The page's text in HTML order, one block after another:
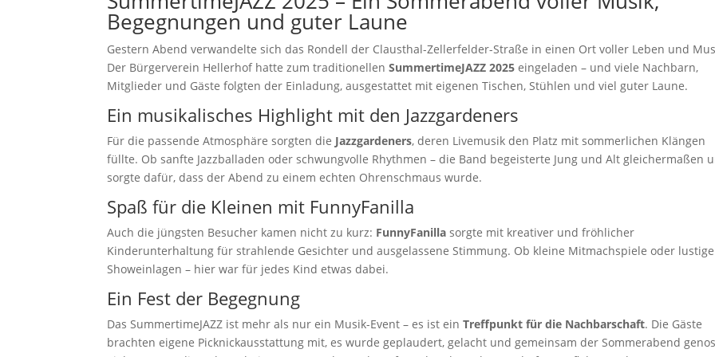
Begegnungen und guter Laune
Gestern Abend verwandelte sich das Rondell der Clausthal-Zellerfelder-Straße in einen Ort voller Leben und
Der Bürgerverein Hellerhof hatte zum traditionellenSummertimeJAZZ 2025 eingeladen – und viele Nachbarn,
Mitglieder und Gäste folgten der Einladung, ausgestattet mit eigenen Tischen, Stühlen und viel guter Laune.
Ein musikalisches Highlight mit den Jazzgardeners
Für die passende Atmosphäre sorgten die Jazzgardeners, deren Livemusik den Platz mit sommerlichen Klängen
füllte. Ob sanfte Jazzballaden oder schwungvolle Rhythmen – die Band begeisterte Jung und Alt gleichermaßen
sorgte dafür, dass der Abend zu einem echten Ohrenschmaus wurde.
Spaß für die Kleinen mit FunnyFanilla
Auch die jüngsten Besucher kamen nicht zu kurz: FunnyFanilla sorgte mit kreativer und fröhlicher
Kinderunterhaltung für strahlende Gesichter und ausgelassene Stimmung. Ob kleine Mitmachspiele oder lustige
Showeinlagen – hier war für jedes Kind etwas dabei.
Ein Fest der Begegnung
Das SummertimeJAZZ ist mehr als nur ein Musik-Event – es ist einTreffpunkt für die Nachbarschaft. Die Gäste
brachten eigene Picknickausstattung mit, es wurde geplaudert, gelacht und gemeinsam der Sommerabend